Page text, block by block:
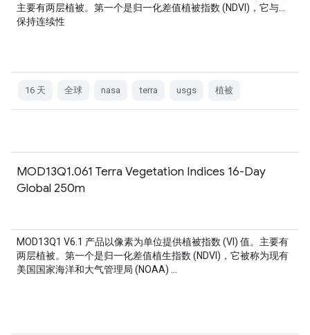
主要有两层植被。第一个是归一化差值植被指数 (NDVI)，它与…
保持连续性
16 天 全球 nasa terra usgs 植被
MOD13Q1.061 Terra Vegetation Indices 16-Day
Global 250m
MOD13Q1 V6.1 产品以像素为单位提供植被指数 (VI) 值。主要有
两层植被。第一个是归一化差值植生指数 (NDVI)，它被称为现有
美国国家海洋和大气管理局 (NOAA) …